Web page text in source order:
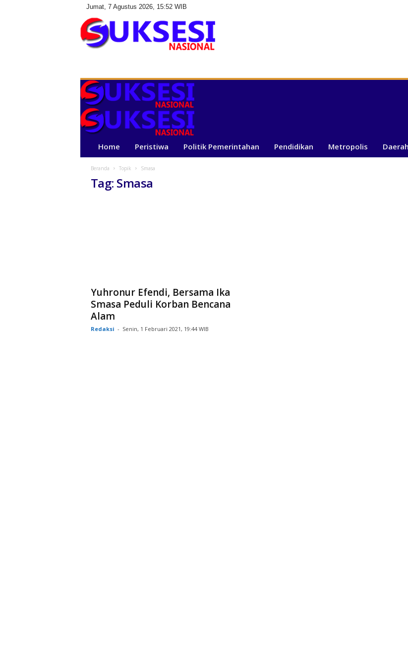
Jumat, 7 Agustus 2026, 15:52 WIB
s
e
i
N
i
Home Peristiwa Politik Pemerintahan Pendidikan Metropolis Daerah
Beranda Topik Smasa
Tag: Smasa
Yuhronur Efendi, Bersama Ika
Smasa Peduli Korban Bencana
Alam
Redaksi - Senin, 1 Februari 2021, 19:44 WIB